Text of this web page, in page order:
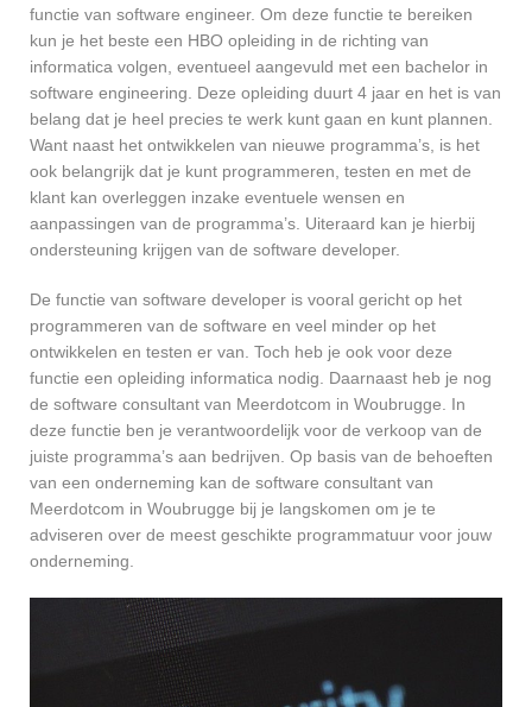
functie van software engineer. Om deze functie te bereiken
kun je het beste een HBO opleiding in de richting van
informatica volgen, eventueel aangevuld met een bachelor in
software engineering. Deze opleiding duurt 4 jaar en het is van
belang dat je heel precies te werk kunt gaan en kunt plannen.
Want naast het ontwikkelen van nieuwe programma’s, is het
ook belangrijk dat je kunt programmeren, testen en met de
klant kan overleggen inzake eventuele wensen en
aanpassingen van de programma’s. Uiteraard kan je hierbij
ondersteuning krijgen van de software developer.
De functie van software developer is vooral gericht op het
programmeren van de software en veel minder op het
ontwikkelen en testen er van. Toch heb je ook voor deze
functie een opleiding informatica nodig. Daarnaast heb je nog
de software consultant van Meerdotcom in Woubrugge. In
deze functie ben je verantwoordelijk voor de verkoop van de
juiste programma’s aan bedrijven. Op basis van de behoeften
van een onderneming kan de software consultant van
Meerdotcom in Woubrugge bij je langskomen om je te
adviseren over de meest geschikte programmatuur voor jouw
onderneming.